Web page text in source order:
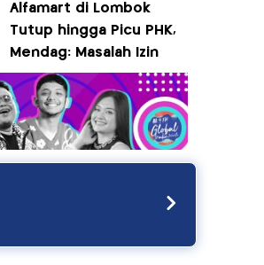
Alfamart di Lombok
Tutup hingga Picu PHK,
Mendag: Masalah Izin